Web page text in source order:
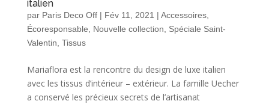
italien
par Paris Deco Off| Fév 11, 2021 | Accessoires,
Écoresponsable
Nouvelle collection
Spéciale Saint-
Valentin Tissus
Mariaflora est la rencontre du design de luxe italien
avec les tissus d’intérieur – extérieur. La famille Uecher
a conservé les précieux secrets de l’artisanat